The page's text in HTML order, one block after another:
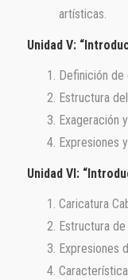
artísticas.
Unidad V:
Definición
Estructura
Exageración
Expresiones
Unidad VI:
Caricatura
Estructura
Expresiones